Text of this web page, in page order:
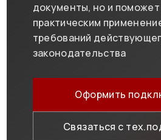
документы, но и поможет
практическим
требований
законодательства
Оформить
Связаться с